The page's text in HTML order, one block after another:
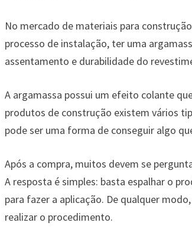
No mercado de materiais para
processo de instalação, ter uma
assentamento e durabilidade do
A argamassa possui um efeito colante
produtos de construção existem vários
pode ser uma forma de conseguir algo
Após a compra, muitos devem se
A resposta é simples: basta espalhar o
para fazer a aplicação. De qualquer
realizar o procedimento.